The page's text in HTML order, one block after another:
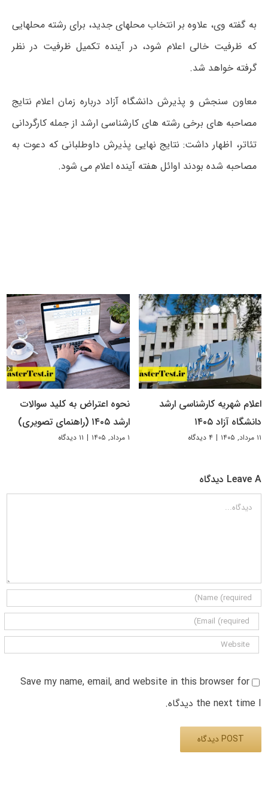
به گفته وی، علاوه بر انتخاب محلهای جدید، برای رشته محلهایی
که ظرفیت خالی اعلام شود، در آینده تکمیل ظرفیت در نظر
گرفته خواهد شد.
معاون سنجش و پذیرش دانشگاه آزاد درباره زمان اعلام نتایج
مصاحبه های برخی رشته های کارشناسی ارشد از جمله کارگردانی
تئاتر، اظهار داشت: نتایج نهایی پذیرش داوطلبانی که دعوت به
مصاحبه شده بودند اوائل هفته آینده اعلام می شود.
اعلام شهریه کارشناسی ارشد
دانشگاه آزاد ۱۴۰۵
۱۱ مرداد, ۱۴۰۵ | ۴ دیدگاه
نحوه اعتراض به کلید سوالات
ارشد ۱۴۰۵ (راهنمای تصویری)
۱ مرداد, ۱۴۰۵ | ۱۱ دیدگاه
Leave A دیدگاه
دیدگاه
Save my name, email, and website in this browser for
the next time I دیدگاه.